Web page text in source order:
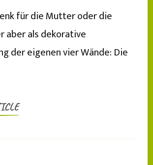
für die Mutter oder die
aber als dekorative
der eigenen vier Wände: Die